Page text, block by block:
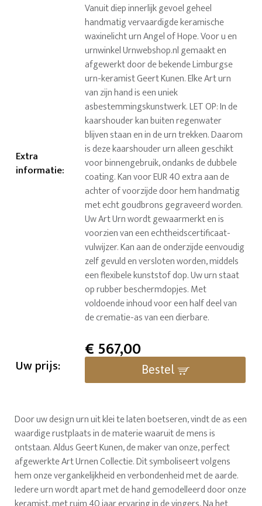
Extra
informatie:
Vanuit diep innerlijk gevoel geheel
handmatig vervaardigde keramische
waxinelicht urn Angel of Hope. Voor u en
urnwinkel Urnwebshop.nl gemaakt en
afgewerkt door de bekende Limburgse
urn-keramist Geert Kunen. Elke Art urn
van zijn hand is een uniek
asbestemmingskunstwerk. LET OP: In de
kaarshouder kan buiten regenwater
blijven staan en in de urn trekken. Daarom
is deze kaarshouder urn alleen geschikt
voor binnengebruik, ondanks de dubbele
coating. Kan voor EUR 40 extra aan de
achter of voorzijde door hem handmatig
met echt goudbrons gegraveerd worden.
Uw Art Urn wordt gewaarmerkt en is
voorzien van een echtheidscertificaat-
vulwijzer. Kan aan de onderzijde eenvoudig
zelf gevuld en versloten worden, middels
een flexibele kunststof dop. Uw urn staat
op rubber beschermdopjes. Met
voldoende inhoud voor een half deel van
de crematie-as van een dierbare.
Uw prijs:
€567,00
Bestel
Door uw design urn uit klei te laten boetseren, vindt de as een
waardige rustplaats in de materie waaruit de mens is
ontstaan. Aldus Geert Kunen, de maker van onze, perfect
afgewerkte Art Urnen Collectie. Dit symboliseert volgens
hem onze vergankelijkheid en verbondenheid met de aarde.
Iedere urn wordt apart met de hand gemodelleerd door onze